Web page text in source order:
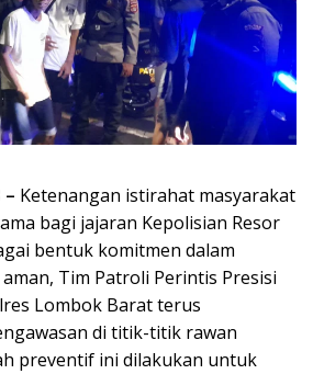
– Ketenangan istirahat masyarakat
bagi jajaran Kepolisian Resor
bentuk komitmen dalam
Tim Patroli Perintis Presisi
Lombok Barat terus
di titik-titik rawan
preventif ini dilakukan untuk